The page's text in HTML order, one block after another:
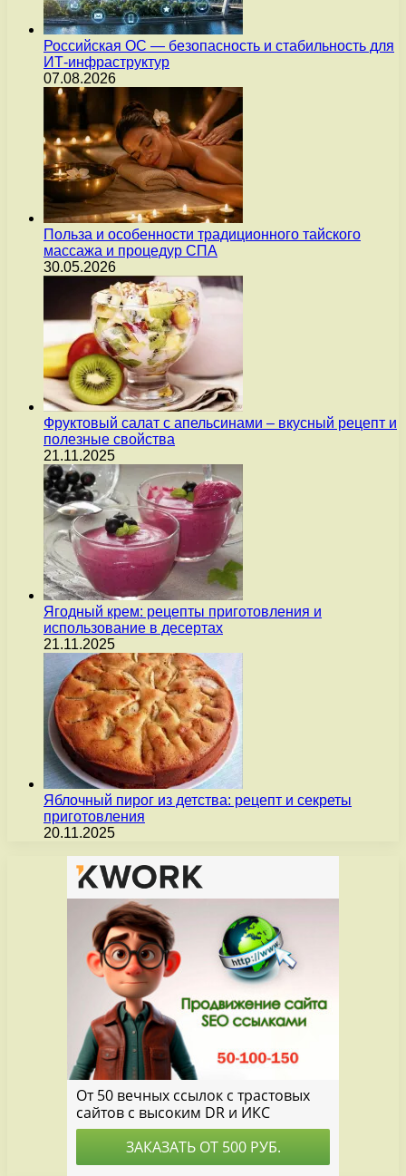
Российская ОС — безопасность и стабильность для
ИТ-инфраструктур
07.08.2026
Польза и особенности традиционного тайского
массажа и процедур СПА
30.05.2026
Фруктовый салат с апельсинами – вкусный рецепт и
полезные свойства
21.11.2025
Ягодный крем: рецепты приготовления и
использование в десертах
21.11.2025
Яблочный пирог из детства: рецепт и секреты
приготовления
20.11.2025